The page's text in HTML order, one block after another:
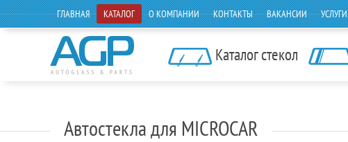
ГЛАВНАЯ КАТАЛОГ О КОМПАНИИ КОНТАКТЫ ВАКАНСИИ УСЛУГИ
Каталог стекол
Автостекла для MICROCAR